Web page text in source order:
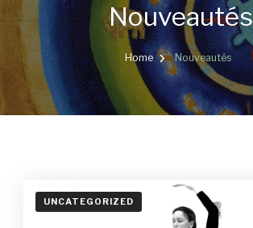
Nouveautés
Home Nouveautés
UNCATEGORIZED